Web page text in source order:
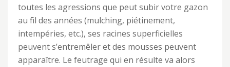
toutes les agressions que peut subir votre gazon
au fil des années (mulching, piétinement,
intempéries, etc.), ses racines superficielles
peuvent s’entremêler et des mousses peuvent
apparaître. Le feutrage qui en résulte va alors